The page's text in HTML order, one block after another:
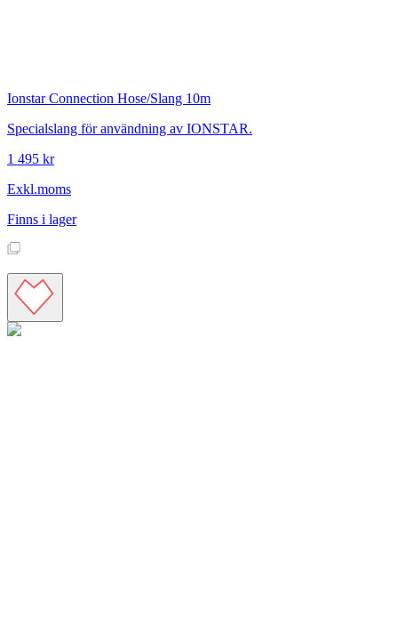
Ionstar Connection Hose/Slang 10m
Specialslang för användning av IONSTAR.
1 495 kr
Exkl.moms
Finns i lager